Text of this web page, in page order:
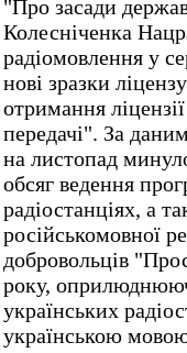
"Про засади
Колесніченка
радіомовлення у
нові зразки
отримання
передачі". За
на листопад
обсяг ведення
радіостанціях, а
російськомовної
добровольців
року,
українських
українською